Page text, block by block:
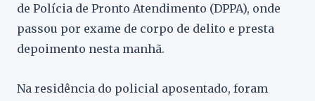
de Polícia de Pronto Atendimento (DPPA), onde
passou por exame de corpo de delito e presta
depoimento nesta manhã.
Na residência do policial aposentado, foram